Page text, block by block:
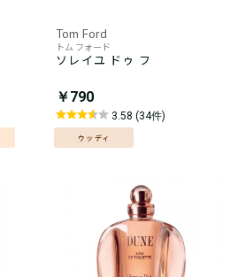
Tom Ford
トム フォード
ソレイユ ドゥ フ
￥790
3.58 (34件)
ウッディ